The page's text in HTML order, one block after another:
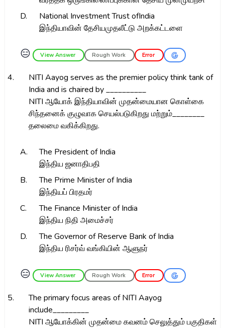
D.
National Investment Trust ofIndia
இந்தியாவின் தேசியமுதலீட்டு அறக்கட்டளை
😑 View Answer Rough Work Error
4.
NITI Aayog serves as the premier policy think tank of
India and is chaired by __________
NITI ஆயோக் இந்தியாவின் முதன்மையான கொள்கை
சிந்தனைக் குழுவாக செயல்படுகிறது மற்றும்________
தலைமை வகிக்கிறது.
A.
The President of India
இந்திய ஜனாதிபதி
B.
The Prime Minister of India
இந்தியப் பிரதமர்
C.
The Finance Minister of India
இந்திய நிதி அமைச்சர்
D.
The Governor of Reserve Bank of India
இந்திய ரிசர்வ் வங்கியின் ஆளுநர்
😑 View Answer Rough Work Error
5.
The primary focus areas of NITI Aayog
include_________
NITI ஆயோக்கின் முதன்மை கவனம் செலுத்தும் பகுதிகள்